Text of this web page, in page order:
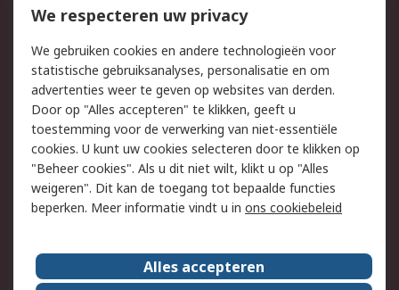
Bestellen
Inkoopoplossingen
Track & Trace
Wettelijk
Cookiebeleid
Email veiligheid
Privacybeleid
Websitevoorwaarden
Algemene
verkoopvoorwaarden
Over RS
We respecteren uw privacy
We gebruiken cookies en andere technologieën voor
statistische gebruiksanalyses, personalisatie en om
advertenties weer te geven op websites van derden.
Door op "Alles accepteren" te klikken, geeft u
toestemming voor de verwerking van niet-essentiële
cookies. U kunt uw cookies selecteren door te klikken op
"Beheer cookies". Als u dit niet wilt, klikt u op "Alles
weigeren". Dit kan de toegang tot bepaalde functies
beperken. Meer informatie vindt u in ons cookiebeleid
Alles accepteren